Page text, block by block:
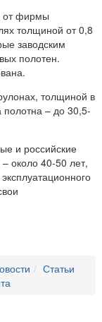
от фирмы
толщиной от 0,8
заводским
полотен.
толщиной в
– до 30,5-
и российские
около 40-50 лет,
Статьи